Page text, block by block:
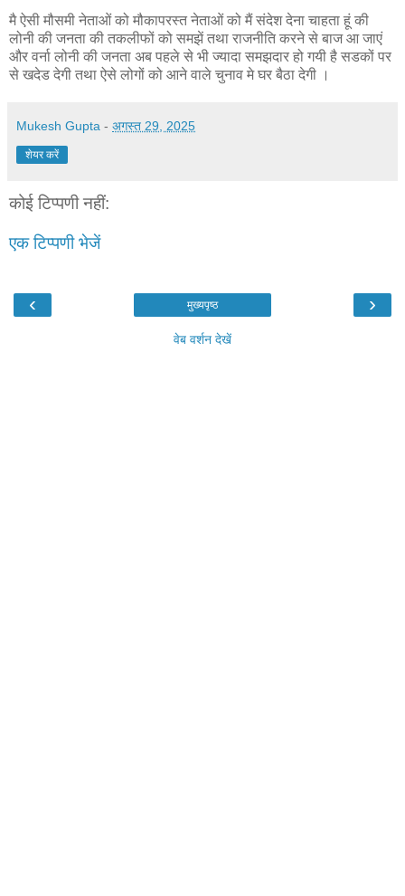
मै ऐसी मौसमी नेताओं को मौकापरस्त नेताओं को मैं संदेश देना चाहता हूं की
लोनी की जनता की तकलीफों को समझें तथा राजनीति करने से बाज आ जाएं
और वर्ना लोनी की जनता अब पहले से भी ज्यादा समझदार हो गयी है सडकों पर
से खदेड देगी तथा ऐसे लोगों को आने वाले चुनाव मे घर बैठा देगी ।
Mukesh Gupta - अगस्त 29, 2025
शेयर करें
कोई टिप्पणी नहीं:
एक टिप्पणी भेजें
‹ ›
मुख्यपृष्ठ
वेब वर्शन देखें